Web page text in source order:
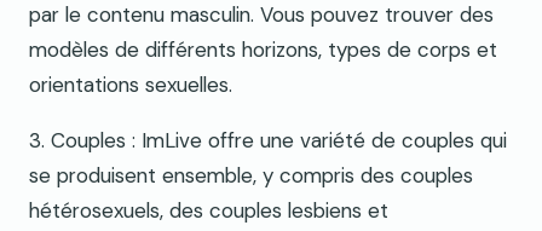
par le contenu masculin. Vous pouvez trouver des
modèles de différents horizons, types de corps et
orientations sexuelles.
3. Couples : ImLive offre une variété de couples qui
se produisent ensemble, y compris des couples
hétérosexuels, des couples lesbiens et